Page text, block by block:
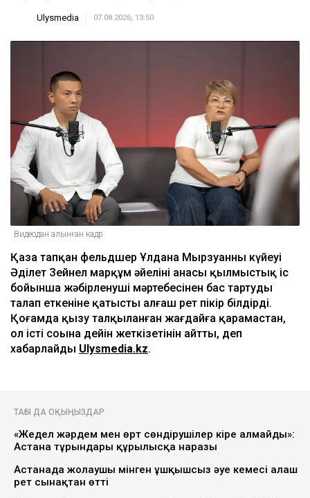
Ulysmedia 07.08.2026, 13:50
Видеодан алынған кадр
Қаза тапқан фельдшер Ұлдана Мырзуанның күйеуі
Әділет Зейнел марқұм әйелінің анасы қылмыстық іс
бойынша жәбірленуші мәртебесінен бас тартуды
талап еткеніне қатысты алғаш рет пікір білдірді.
Қоғамда қызу талқыланған жағдайға қарамастан,
ол істі соңына дейін жеткізетінін айтты, деп
хабарлайды Ulysmedia.kz.
ТАҒЫ ДА ОҚЫҢЫЗДАР
«Жедел жәрдем мен өрт сөндірушілер кіре алмайды»:
Астана тұрғындары құрылысқа наразы
Астанада жолаушы мінген ұшқышсыз әуе кемесі алғаш
рет сынақтан өтті